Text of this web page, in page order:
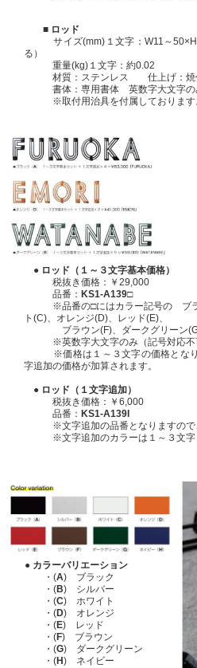
■ ロッド
サイズ(mm)１文字：W11～
る）
重量(kg)１文字：約0.02
材質：ステンレス 仕上げ：焼
書体：専用書体英数字大文字の
※取付用治具を付属しております
● ロッド（１～３文字基本価格）
税抜き価格：￥29,000
品番： KS1-A139□
※品番の□にはカラー記号の ブラ
ト(C)、オレンジ(D)、レッド(E)、
ブラウン(F)、ダークグリーン(G)
※英数字大文字のみ（記号対応不可
※価格は１～３文字の価格となり
字追加の価格が加算されます。
● ロッド（１文字追加）
税抜き価格：￥6,000
品番： KS1-A139I
※文字追加の品番となりますので、
※文字追加のカラーは１～３文字と
● カラーバリエーション
・(A) ブラック
・(B) シルバー
・(C) ホワイト
・(D) オレンジ
・(E) レッド
・(F) ブラウン
・(G) ダークグリーン
・(H) ネイビー